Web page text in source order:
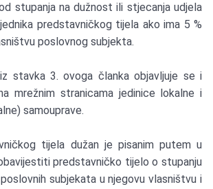
stupanja na dužnost ili stjecanja udjela
predstavničkog tijela ako ima 5 %
poslovnog subjekta.
stavka 3. ovoga članka objavljuje se i
mrežnim stranicama jedinice lokalne i
samouprave.
tijela dužan je pisanim putem u
predstavničko tijelo o stupanju
subjekata u njegovu vlasništvu i